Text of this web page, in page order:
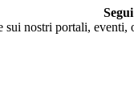
sui nostri portali,